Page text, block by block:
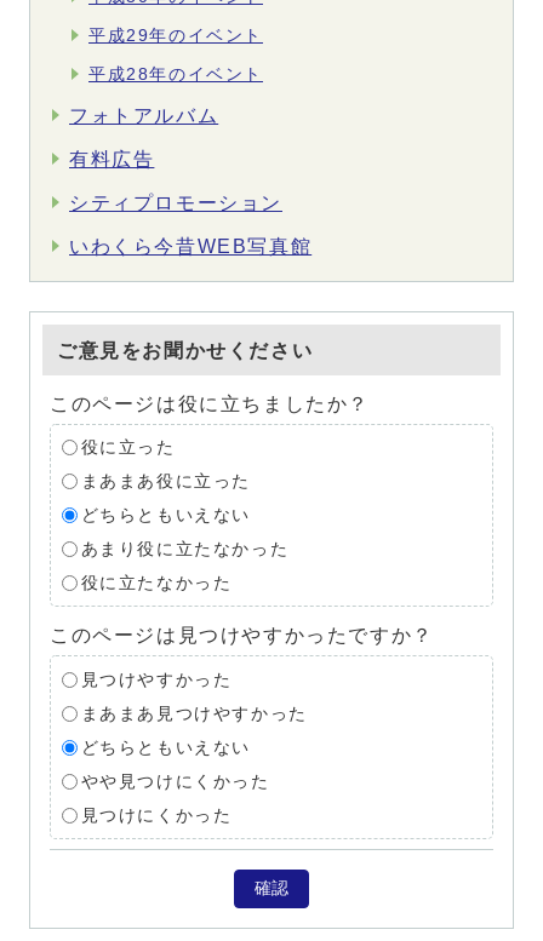
平成29年のイベント
平成28年のイベント
フォトアルバム
有料広告
シティプロモーション
いわくら今昔WEB写真館
ご意見をお聞かせください
このページは役に立ちましたか？
役に立った
まあまあ役に立った
どちらともいえない
あまり役に立たなかった
役に立たなかった
このページは見つけやすかったですか？
見つけやすかった
まあまあ見つけやすかった
どちらともいえない
やや見つけにくかった
見つけにくかった
確認